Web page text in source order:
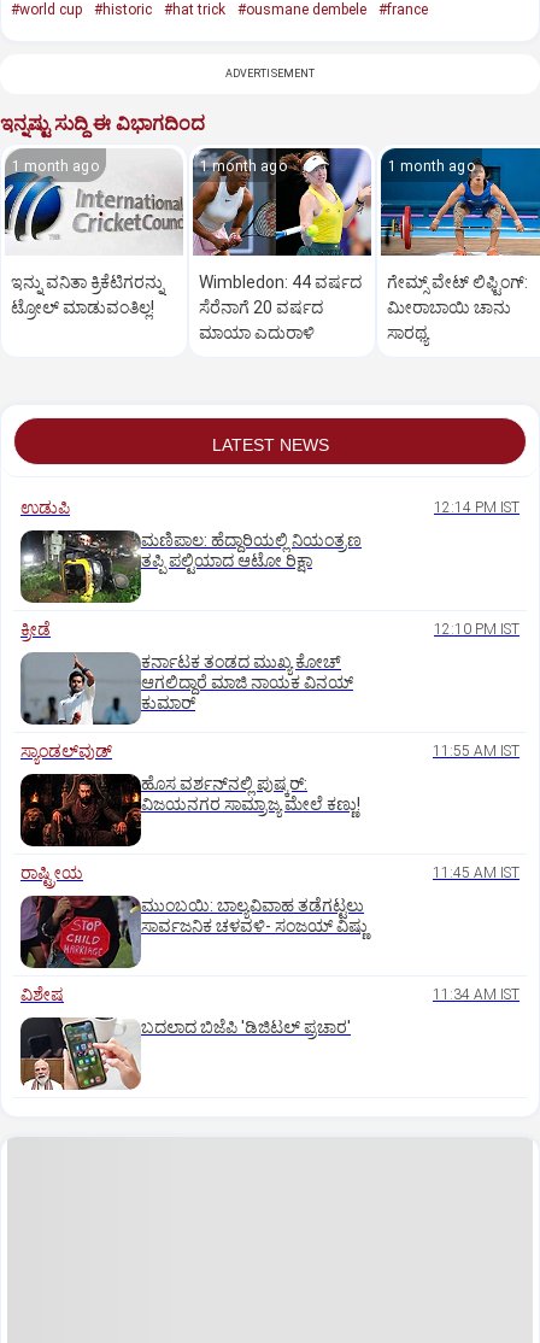
#world cup #historic #hat trick #ousmane dembele #france
ADVERTISEMENT
ಇನ್ನಷ್ಟು ಸುದ್ದಿ ಈ ವಿಭಾಗದಿಂದ
1 month ago
ಇನ್ನು ವನಿತಾ ಕ್ರಿಕೆಟಿಗರನ್ನು
ಟ್ರೋಲ್ ಮಾಡುವಂತಿಲ್ಲ!
1 month ago
Wimbledon: 44 ವರ್ಷದ
ಸೆರೆನಾಗೆ 20 ವರ್ಷದ
ಮಾಯಾ ಎದುರಾಳಿ
1 month ago
ಗೇಮ್ಸ್ ವೇಟ್ ಲಿಫ್ಟಿಂಗ್:
ಮೀರಾಬಾಯಿ ಚಾನು
ಸಾರಥ್ಯ
LATEST NEWS
ಉಡುಪಿ 12:14 PM IST
ಮಣಿಪಾಲ: ಹೆದ್ದಾರಿಯಲ್ಲಿ ನಿಯಂತ್ರಣ
ತಪ್ಪಿ ಪಲ್ಟಿಯಾದ ಆಟೋ ರಿಕ್ಷಾ
ಕ್ರೀಡೆ 12:10 PM IST
ಕರ್ನಾಟಕ ತಂಡದ ಮುಖ್ಯ ಕೋಚ್‌
ಆಗಲಿದ್ದಾರೆ ಮಾಜಿ ನಾಯಕ ವಿನಯ್‌
ಕುಮಾರ್
ಸ್ಯಾಂಡಲ್‌ವುಡ್‌ 11:55 AM IST
ಹೊಸ ವರ್ಶನ್‌ನಲ್ಲಿ ಪುಷ್ಕರ್‌:
ವಿಜಯನಗರ ಸಾಮ್ರಾಜ್ಯ ಮೇಲೆ ಕಣ್ಣು!
ರಾಷ್ಟ್ರೀಯ 11:45 AM IST
ಮುಂಬಯಿ: ಬಾಲ್ಯವಿವಾಹ ತಡೆಗಟ್ಟಲು
ಸಾರ್ವಜನಿಕ ಚಳವಳಿ- ಸಂಜಯ್‌ ವಿಷ್ಣು
ವಿಶೇಷ 11:34 AM IST
ಬದಲಾದ ಬಿಜೆಪಿ 'ಡಿಜಿಟಲ್‌ ಪ್ರಚಾರ'